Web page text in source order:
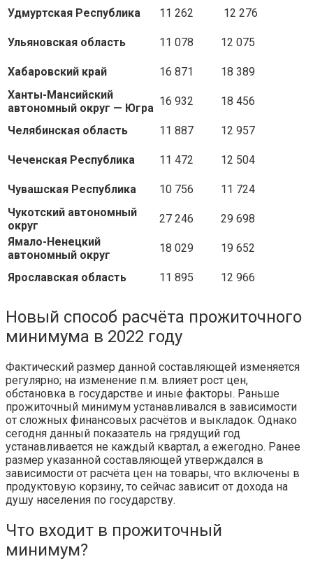
Удмуртская Республика 11 262 12 276
Ульяновская область 11 078 12 075
Хабаровский край 16 871
18 389
Ханты-Мансийский
автономный округ — Югра
16 932 18 456
Челябинская область 11 887 12 957
Чеченская Республика 11 472 12 504
Чувашская Республика 10 756
11 724
Чукотский автономный
округ
27 246
29 698
Ямало-Ненецкий
автономный округ
18 029 19 652
Ярославская область 11 895 12 966
Новый способ расчёта прожиточного
минимума в 2022 году
Фактический размер данной составляющей изменяется
регулярно; на изменение п.м. влияет рост цен,
обстановка в государстве и иные факторы. Раньше
прожиточный минимум устанавливался в зависимости
от сложных финансовых расчётов и выкладок. Однако
сегодня данный показатель на грядущий год
устанавливается не каждый квартал, а ежегодно. Ранее
размер указанной составляющей утверждался в
зависимости от расчёта цен на товары, что включены в
продуктовую корзину, то сейчас зависит от дохода на
душу населения по государству.
Что входит в прожиточный
минимум?